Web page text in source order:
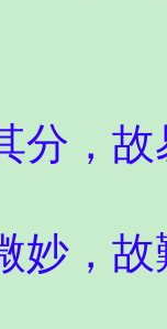
分，
妙，